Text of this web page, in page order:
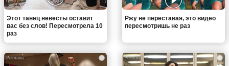
Этот танец невесты оставит
вас без слов! Пересмотрела 10
раз
Ржу не переставая, это видео
пересмотришь не раз
i i